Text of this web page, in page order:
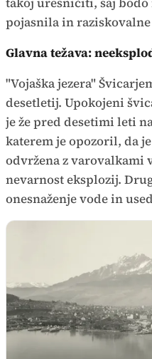
pojasnila in
Glavna težava:
"Vojaška jezera"
desetletij. Upokojeni
je že pred desetimi leti
katerem je opozoril, da
odvržena z varovalkami
nevarnost eksplozij.
onesnaženje vode in